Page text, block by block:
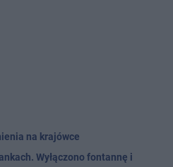
na krajówce
Wyłączono fontannę i